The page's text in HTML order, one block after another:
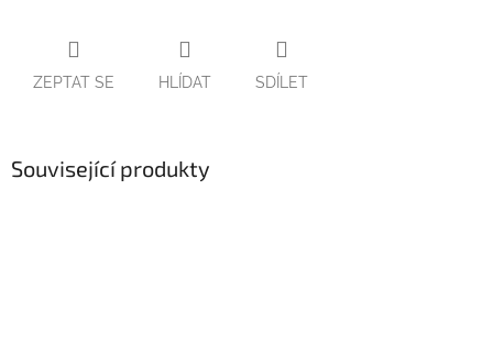
ZEPTAT SE HLÍDAT SDÍLET
Související produkty